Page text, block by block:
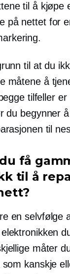
til å kjøpe
på nettet for
til at du
måtene å
tilfeller
du begynner
til
få
til å
en selvfølge
måter
kanskje